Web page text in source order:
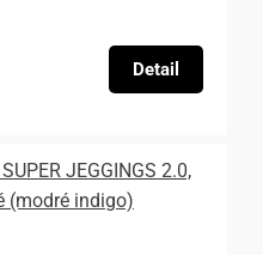
Detail
JEGGINGS 2.0,
(modré indigo)